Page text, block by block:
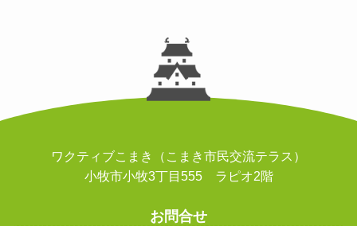
ワクティブこまき（こまき市民交流テラス）
小牧市小牧3丁目555 ラピオ2階
お問合せ